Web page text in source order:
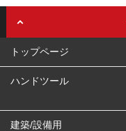
トップページ
ハンドツール
建築/設備用